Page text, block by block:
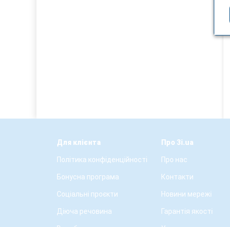
Для клієнта
Політика конфіденційності
Бонусна програма
Соціальні проєкти
Діюча речовина
Про 3i.ua
Про нас
Контакти
Новини мережі
Гарантія якості